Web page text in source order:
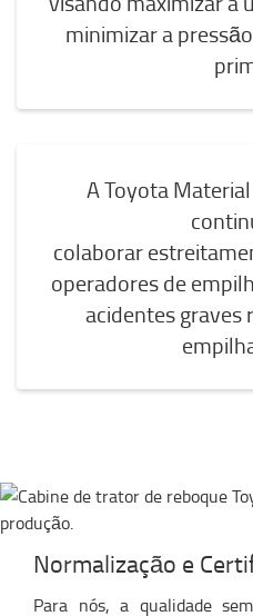
minimizar a
A Toyota
colaborar
operadores de
acidentes graves
Normalização e
Para nós, a qualidade